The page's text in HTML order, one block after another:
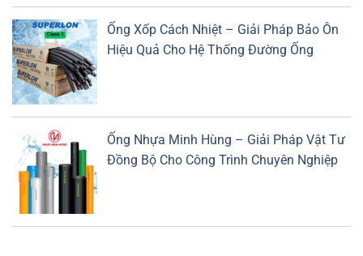
Ống Xốp Cách Nhiệt – Giải Pháp Bảo Ôn
Hiệu Quả Cho Hệ Thống Đường Ống
Ống Nhựa Minh Hùng – Giải Pháp Vật Tư
Đồng Bộ Cho Công Trình Chuyên Nghiệp